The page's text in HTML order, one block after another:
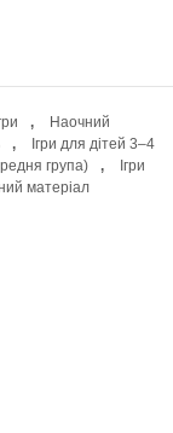
,
Наочний
,
Ігри для дітей 3–4
група) ,
Ігри
матеріал